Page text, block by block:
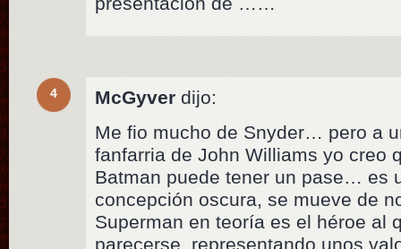
4 McGyver dijo:
Me fio mucho de Snyder… pero a
fanfarria de John Williams yo creo
Batman puede tener un pase… es
concepción oscura, se mueve de
Superman en teoría es el héroe al
parecerse, representando unos